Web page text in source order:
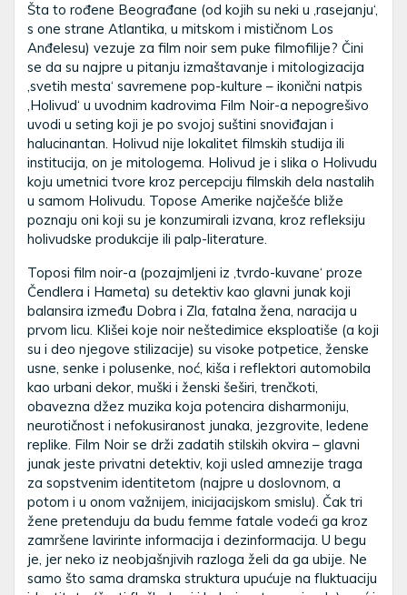
Šta to rođene Beograđane (od kojih su neki u ‚rasejanju‘,
s one strane Atlantika, u mitskom i mističnom Los
Anđelesu) vezuje za film noir sem puke filmofilije? Čini
se da su najpre u pitanju izmaštavanje i mitologizacija
‚svetih mesta‘ savremene pop-kulture – ikonični natpis
‚Holivud‘ u uvodnim kadrovima Film Noir-a nepogrešivo
uvodi u seting koji je po svojoj suštini snoviđajan i
halucinantan. Holivud nije lokalitet filmskih studija ili
institucija, on je mitologema. Holivud je i slika o Holivudu
koju umetnici tvore kroz percepciju filmskih dela nastalih
u samom Holivudu. Topose Amerike najčešće bliže
poznaju oni koji su je konzumirali izvana, kroz refleksiju
holivudske produkcije ili palp-literature.
Toposi film noir-a (pozajmljeni iz ‚tvrdo-kuvane‘ proze
Čendlera i Hameta) su detektiv kao glavni junak koji
balansira između Dobra i Zla, fatalna žena, naracija u
prvom licu. Klišei koje noir neštedimice eksploatiše (a koji
su i deo njegove stilizacije) su visoke potpetice, ženske
usne, senke i polusenke, noć, kiša i reflektori automobila
kao urbani dekor, muški i ženski šeširi, trenčkoti,
obavezna džez muzika koja potencira disharmoniju,
neurotičnost i nefokusiranost junaka, jezgrovite, ledene
replike. Film Noir se drži zadatih stilskih okvira – glavni
junak jeste privatni detektiv, koji usled amnezije traga
za sopstvenim identitetom (najpre u doslovnom, a
potom i u onom važnijem, inicijacijskom smislu). Čak tri
žene pretenduju da budu femme fatale vodeći ga kroz
zamršene lavirinte informacija i dezinformacija. U begu
je, jer neko iz neobjašnjivih razloga želi da ga ubije. Ne
samo što sama dramska struktura upućuje na fluktuaciju